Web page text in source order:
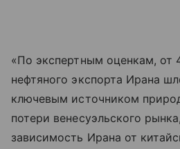
«По экспертным оценкам, от
нефтяного экспорта Ирана
ключевым источником
потери венесуэльского
зависимость Ирана от